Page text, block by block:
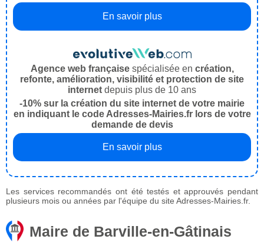
En savoir plus
Agence web françaisespécialisée en création,
refonte, amélioration, visibilité et protection de site
internet depuis plus de 10 ans
-10% sur la création du site internet de votre mairie
en indiquant le code Adresses-Mairies.fr lors de votre
demande de devis
En savoir plus
Les services recommandés ont été testés et approuvés pendant
plusieurs mois ou années par l'équipe du site Adresses-Mairies.fr.
Maire de Barville-en-Gâtinais